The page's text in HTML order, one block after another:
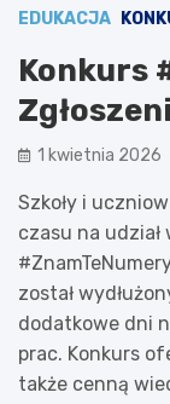
EDUKACJA
Konkurs
1 kwietnia 2026
Szkoły i
czasu na
został
dodatkowe dni
prac. Konkurs
także cenną